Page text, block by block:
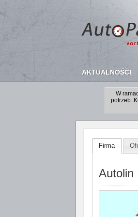
AKTUALNOŚCI
W
potrzeb.
Firma
Autolin